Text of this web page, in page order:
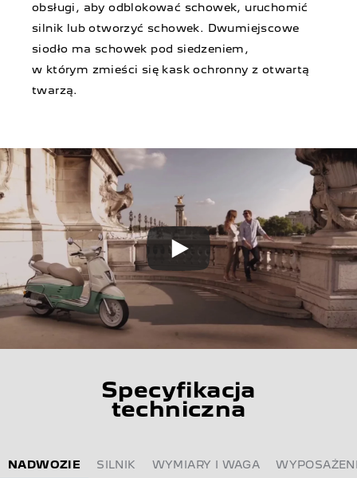
obsługi, aby odblokować schowek, uruchomić
silnik lub otworzyć schowek. Dwumiejscowe
siodło ma schowek pod siedzeniem,
w którym zmieści się kask ochronny z otwartą
twarzą.
Specyfikacja
techniczna
NADWOZIE SILNIK WYMIARY I WAGA